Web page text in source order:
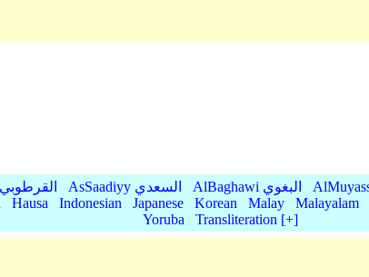
AlQurtubi القرطوبي AsSaadiyy السعدي AlBaghawi البغوي
Hausa Indonesian Japanese Korean Malay Malayalam
Yoruba
Transliteration [+]